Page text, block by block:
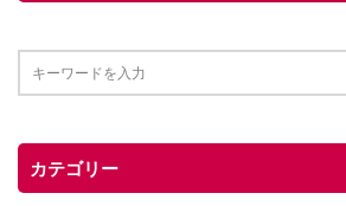
カテゴリー